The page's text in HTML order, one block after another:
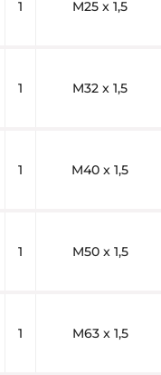
1 M25 x 1,5
1 M32 x 1,5
1 M40 x 1,5
1 M50 x 1,5
1 M63 x 1,5